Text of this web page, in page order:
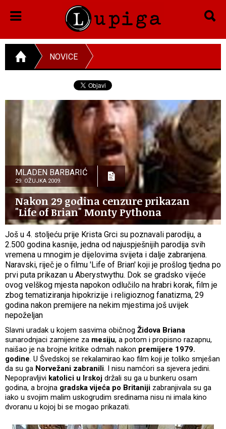
NOVICE
MLADEN BARBARIĆ
29. OŽUJKA 2009.
Nakon 29 godina cenzure prikazan
"Life of Brian" Monty Pythona
Još u 4. stoljeću prije Krista Grci su poznavali parodiju, a
2.500 godina kasnije, jedna od najuspješnijih parodija svih
vremena u mnogim je dijelovima svijeta i dalje zabranjena.
Naravski, riječ je o filmu 'Life of Brian' koji je prošlog tjedna po
prvi puta prikazan u Aberystwythu. Dok se gradsko vijeće
ovog velškog mjesta napokon odlučilo na hrabri korak, film je
zbog tematiziranja hipokrizije i religioznog fanatizma, 29
godina nakon premijere na nekim mjestima još uvijek
nepoželjan
Slavni uradak u kojem sasvima običnog Židova Briana
sunarodnjaci zamijene za mesiju, a potom i propisno razapnu,
naišao je na brojne kritike odmah nakon premijere 1979.
godine. U Švedskoj se rekalamirao kao film koji je toliko smješan
da su ga Norvežani zabranili. I nisu namćori sa sjevera jedini.
Nepopravljivi katolici u Irskoj držali su ga u bunkeru osam
godina, a brojna gradska vijeća po Britaniji zabranjivala su ga
iako u svojim malim uskogrudim sredinama nisu ni imala kino
dvoranu u kojoj bi se mogao prikazati.